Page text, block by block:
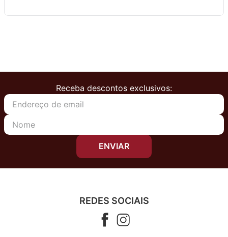
Receba descontos exclusivos:
ENVIAR
REDES SOCIAIS